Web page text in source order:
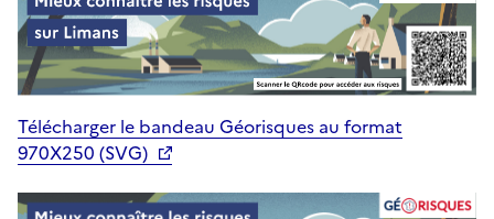
Télécharger le bandeau Géorisques au format
970X250 (SVG)